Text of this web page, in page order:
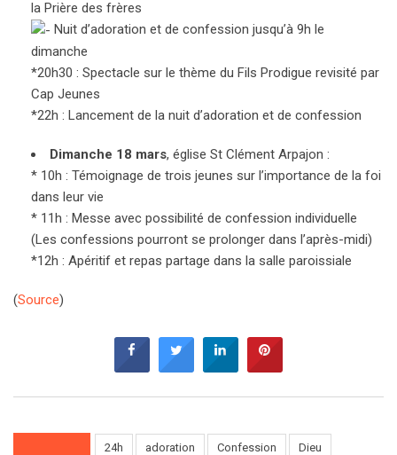
la Prière des frères
Nuit d’adoration et de confession jusqu’à 9h le
dimanche
*20h30 : Spectacle sur le thème du Fils Prodigue revisité par
Cap Jeunes
*22h : Lancement de la nuit d’adoration et de confession
Dimanche 18 mars, église St Clément Arpajon :
* 10h : Témoignage de trois jeunes sur l’importance de la foi
dans leur vie
* 11h : Messe avec possibilité de confession individuelle
(Les confessions pourront se prolonger dans l’après-midi)
*12h : Apéritif et repas partage dans la salle paroissiale
(Source)
24h adoration Confession Dieu